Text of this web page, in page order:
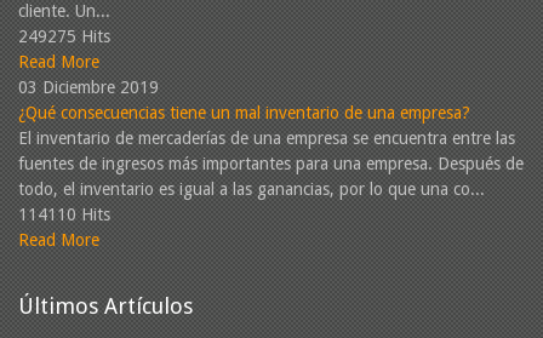
cliente. Un...
249275 Hits
Read More
03 Diciembre 2019
¿Qué consecuencias tiene un mal inventario de una empresa?
El inventario de mercaderías de una empresa se encuentra entre las
fuentes de ingresos más importantes para una empresa. Después de
todo, el inventario es igual a las ganancias, por lo que una co...
114110 Hits
Read More
Últimos Artículos